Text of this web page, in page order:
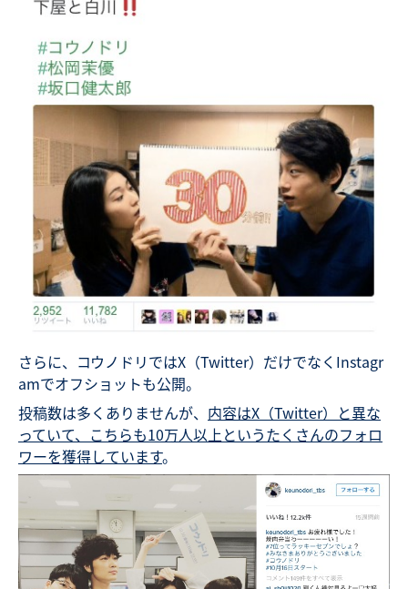
さらに、コウノドリではX（Twitter）だけでなくInstagr
amでオフショットも公開。
投稿数は多くありませんが、 内容はX（Twitter）と異な
っていて、こちらも10万人以上というたくさんのフォロ
ワーを獲得しています。